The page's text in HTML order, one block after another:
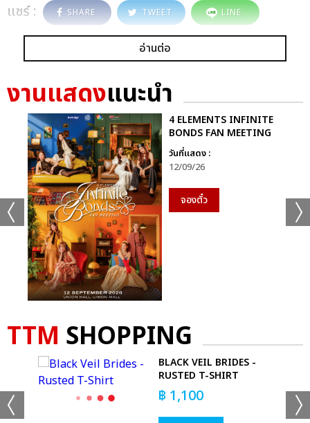
แชร์ : SHARE TWEET LINE
อ่านต่อ
งานแสดงแนะนำ
4 ELEMENTS INFINITE
BONDS FAN MEETING
วันที่แสดง :
12/09/26
จองตั๋ว
TTM SHOPPING
BLACK VEIL BRIDES -
RUSTED T-SHIRT
฿ 1,100